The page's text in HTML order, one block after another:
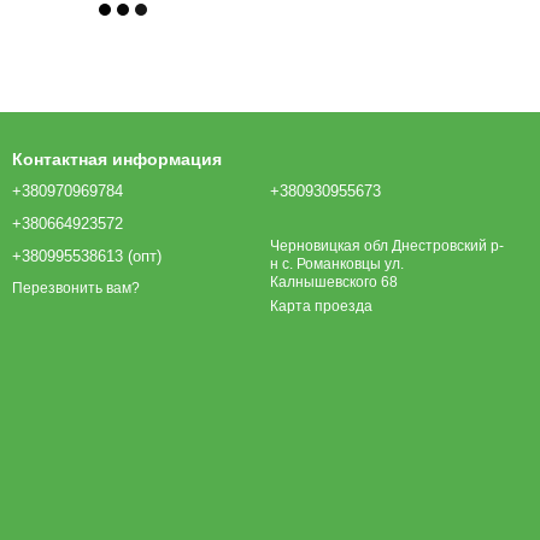
Контактная информация
+380970969784
+380664923572
+380995538613 (опт)
Перезвонить вам?
+380930955673
Черновицкая обл Днестровский р-
н с. Романковцы ул.
Калнышевского 68
Карта проезда